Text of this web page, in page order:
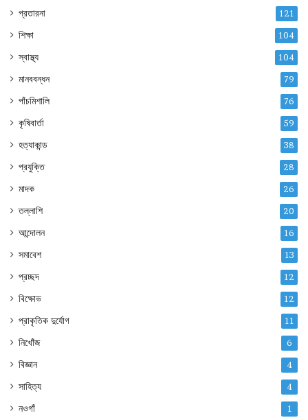
প্রতারনা 121
শিক্ষা 104
স্বাস্থ্য 104
মানববন্ধন 79
পাঁচমিশালি 76
কৃষিবার্তা 59
হত্যাকান্ড 38
প্রযুক্তি 28
মাদক 26
তল্লাশি 20
আন্দোলন 16
সমাবেশ 13
প্রচ্ছদ 12
বিক্ষোভ 12
প্রাকৃতিক দুর্যোগ 11
নিখোঁজ 6
বিজ্ঞান 4
সাহিত্য 4
নওগাঁ 1